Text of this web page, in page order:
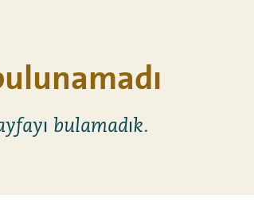
bulamadık.